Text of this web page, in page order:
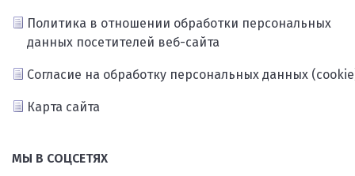
Политика в отношении обработки персональных
данных посетителей веб-сайта
Согласие на обработку персональных данных
Карта сайта
МЫ В СОЦСЕТЯХ